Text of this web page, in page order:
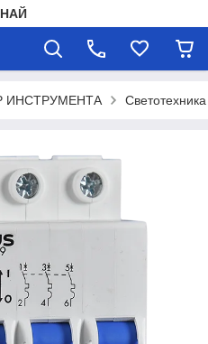
ИНСТРУМЕНТА Светотехника